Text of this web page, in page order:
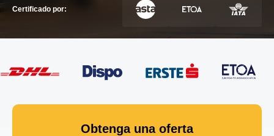
Certificado por:
Obtenga una oferta